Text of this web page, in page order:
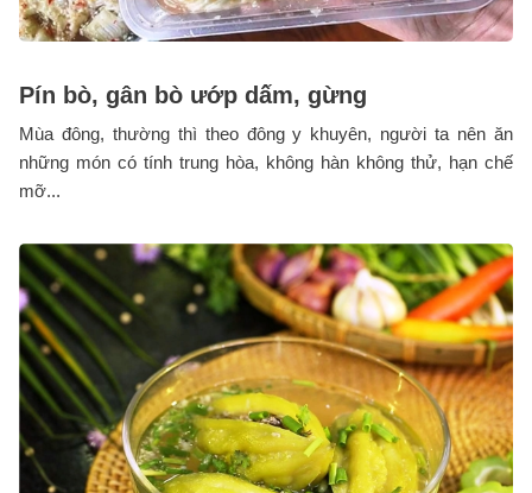
Pín bò, gân bò ướp dấm, gừng
Mùa đông, thường thì theo đông y khuyên, người ta nên ăn
những món có tính trung hòa, không hàn không thử, hạn chế
mỡ...